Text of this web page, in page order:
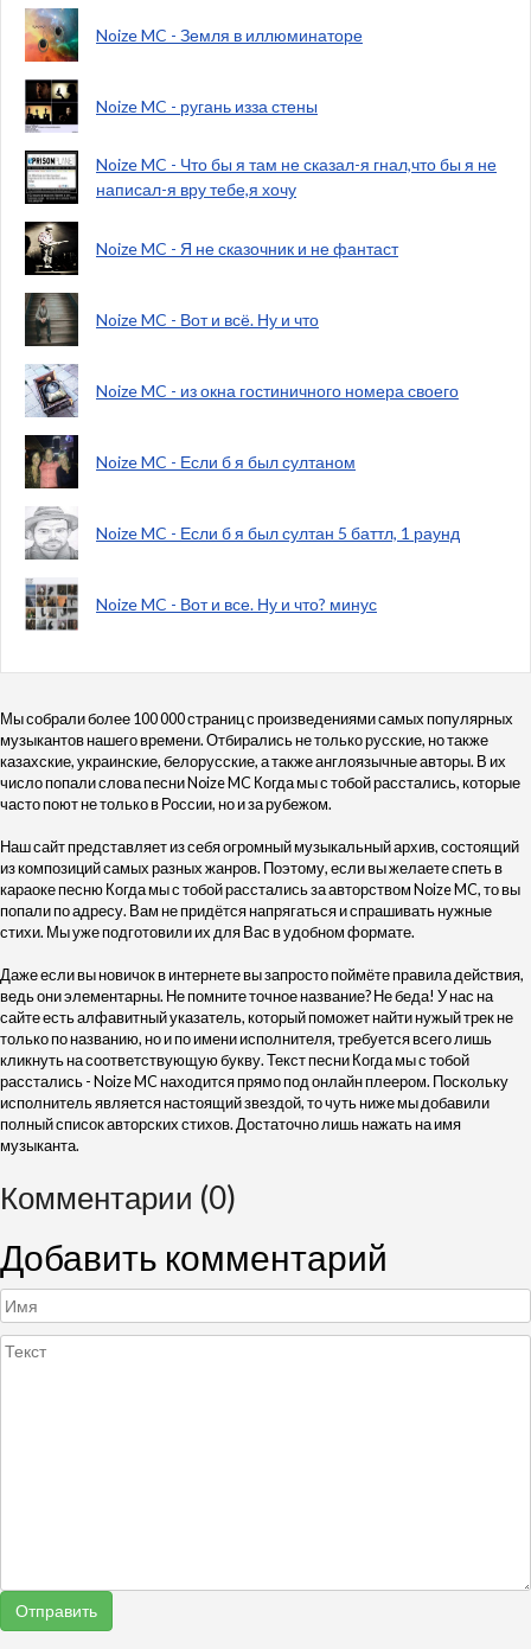
Noize MC - Земля в иллюминаторе
Noize MC - ругань изза стены
Noize MC - Что бы я там не сказал-я гнал,что бы я не
написал-я вру тебе,я хочу
Noize MC - Я не сказочник и не фантаст
Noize MC - Вот и всё. Ну и что
Noize MC - из окна гостиничного номера своего
Noize MC - Если б я был султаном
Noize MC - Если б я был султан 5 баттл, 1 раунд
Noize MC - Вот и все. Ну и что? минус
Мы собрали более 100 000 страниц с произведениями самых популярных
музыкантов нашего времени. Отбирались не только русские, но также
казахские, украинские, белорусские, а также англоязычные авторы. В их
число попали слова песни Noize MC Когда мы с тобой расстались, которые
часто поют не только в России, но и за рубежом.
Наш сайт представляет из себя огромный музыкальный архив, состоящий
из композиций самых разных жанров. Поэтому, если вы желаете спеть в
караоке песню Когда мы с тобой расстались за авторством Noize MC, то вы
попали по адресу. Вам не придётся напрягаться и спрашивать нужные
стихи. Мы уже подготовили их для Вас в удобном формате.
Даже если вы новичок в интернете вы запросто поймёте правила действия,
ведь они элементарны. Не помните точное название? Не беда! У нас на
сайте есть алфавитный указатель, который поможет найти нужый трек не
только по названию, но и по имени исполнителя, требуется всего лишь
кликнуть на соответствующую букву. Текст песни Когда мы с тобой
расстались - Noize MC находится прямо под онлайн плеером. Поскольку
исполнитель является настоящий звездой, то чуть ниже мы добавили
полный список авторских стихов. Достаточно лишь нажать на имя
музыканта.
Комментарии (0)
Добавить комментарий